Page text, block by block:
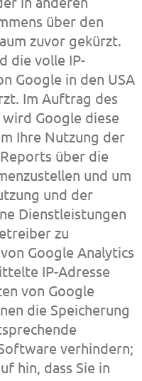
über den
zuvor gekürzt.
die volle IP-
Google in den USA
Im Auftrag des
Google diese
Ihre Nutzung der
über die
und um
und der
Dienstleistungen
zu
Google Analytics
IP-Adresse
von Google
die Speicherung
verhindern;
hin, dass Sie in